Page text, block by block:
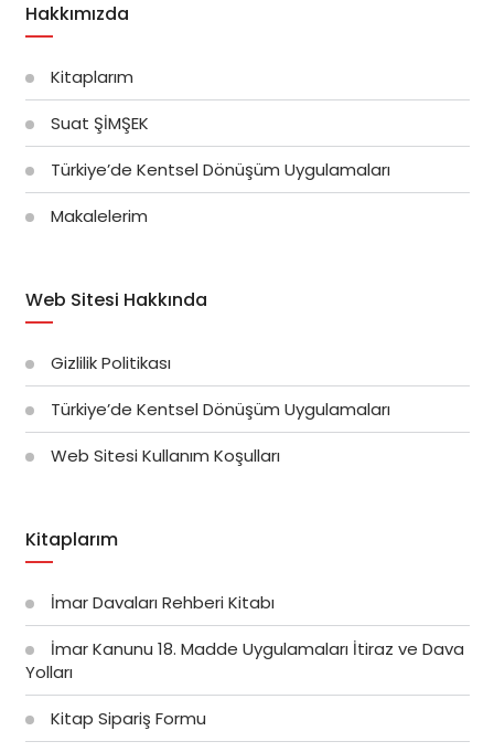
Hakkımızda
Kitaplarım
Suat ŞİMŞEK
Türkiye’de Kentsel Dönüşüm Uygulamaları
Makalelerim
Web Sitesi Hakkında
Gizlilik Politikası
Türkiye’de Kentsel Dönüşüm Uygulamaları
Web Sitesi Kullanım Koşulları
Kitaplarım
İmar Davaları Rehberi Kitabı
İmar Kanunu 18. Madde Uygulamaları İtiraz ve Dava
Yolları
Kitap Sipariş Formu